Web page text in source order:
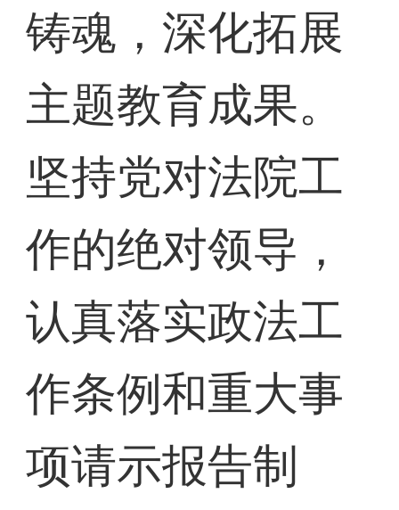
铸魂，深化拓展
主题教育成果。
坚持党对法院工
作的绝对领导，
认真落实政法工
作条例和重大事
项请示报告制